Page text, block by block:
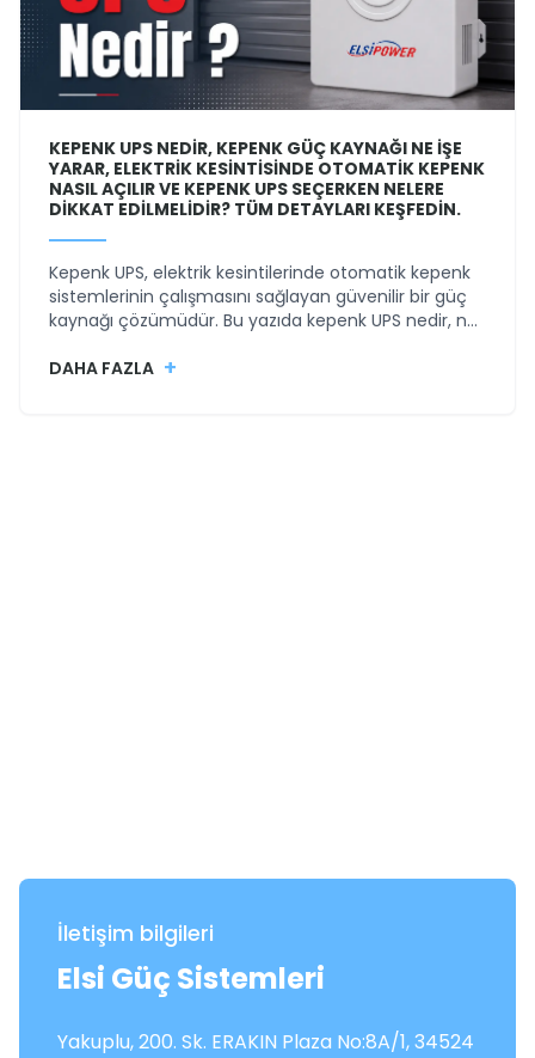
KEPENK UPS NEDIR, KEPENK GÜÇ KAYNAĞI NE IŞE
YARAR, ELEKTRIK KESINTISINDE OTOMATIK KEPENK
NASIL AÇILIR VE KEPENK UPS SEÇERKEN NELERE
DIKKAT EDILMELIDIR? TÜM DETAYLARI KEŞFEDIN.
Kepenk UPS, elektrik kesintilerinde otomatik kepenk
sistemlerinin çalışmasını sağlayan güvenilir bir güç
kaynağı çözümüdür. Bu yazıda kepenk UPS nedir, ne
doğru kepenk UPS seçimi nasıl yapılır sorularını
DAHA FAZLA +
İletişim bilgileri
Elsi Güç Sistemleri
Yakuplu, 200. Sk. ERAKIN Plaza No:8A/1, 34524